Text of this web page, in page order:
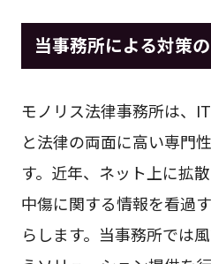
当事務所による対策
モノリス法律事務所は、
と法律の両面に高い専門
す。近年、ネット上に拡
中傷に関する情報を看過
らします。当事務所では